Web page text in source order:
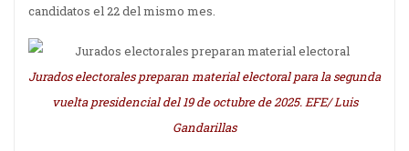
candidatos el 22 del mismo mes.
Jurados electorales preparan material electoral para la segunda
vuelta presidencial del 19 de octubre de 2025. EFE/ Luis
Gandarillas